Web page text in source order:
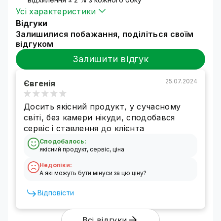
IP камера 5МП — чудова якість
зображення і рівень деталізації
Камера високої роздільної здатності
забезпечує якісні зображення, які можна
Усі характеристики
Відгуки
Залишилися побажання, поділіться своїм
відгуком
Залишити відгук
Євгенія 25.07.2024
Досить якісний продукт, у сучасному
світі, без камери нікуди, сподобався
сервіс і ставлення до клієнта
Сподобалось:
якісний продукт, сервіс, ціна
Недоліки:
А які можуть бути мінуси за цю ціну?
Відповісти